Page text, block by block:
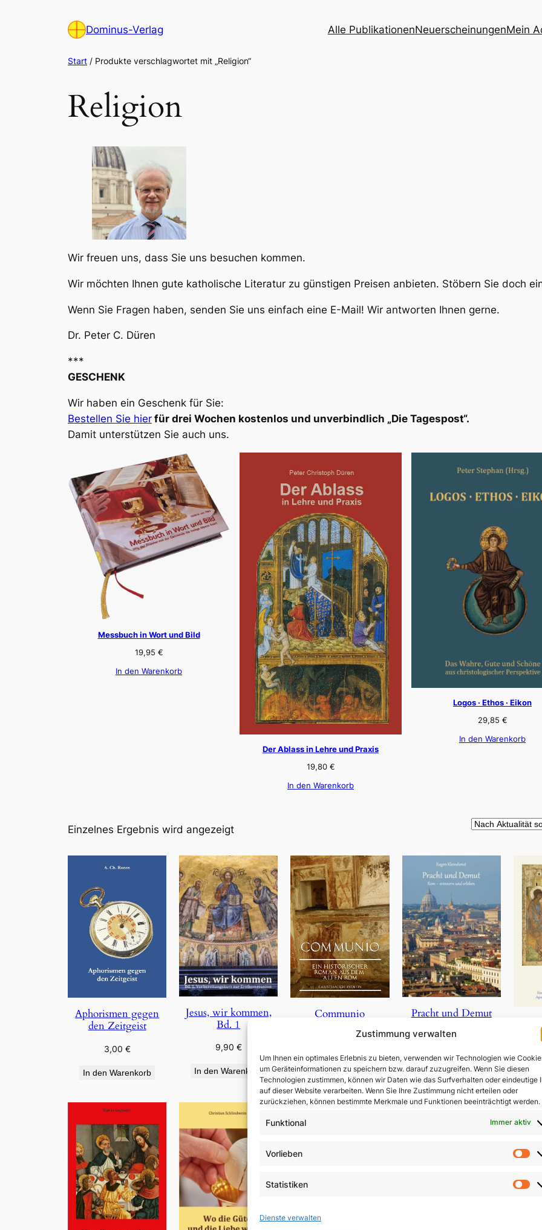
Zustimmung verwalten
Um Ihnen ein optimales Erlebnis zu bieten, verwenden wir Technologien wie
um Geräteinformationen zu speichern bzw. darauf zuzugreifen. Wenn Sie diesen
Technologien zustimmen, können wir Daten wie das Surfverhalten oder eindeutige
auf dieser Website verarbeiten. Wenn Sie Ihre Zustimmung nicht erteilen oder
zurückziehen, können bestimmte Merkmale und Funktionen beeinträchtigt werden.
Funktional Immer aktiv
Vorlieben
Statistiken
Dienste verwalten
Dominus-Verlag Alle PublikationenNeuerscheinungenMein
Start / Produkte verschlagwortet mit „Religion“
Religion
Wir freuen uns, dass Sie uns besuchen kommen.
Wir möchten Ihnen gute katholische Literatur zu günstigen Preisen anbieten. Stöbern Sie doch
Wenn Sie Fragen haben, senden Sie uns einfach eine E-Mail! Wir antworten Ihnen gerne.
Dr. Peter C. Düren
***
GESCHENK
Wir haben ein Geschenk für Sie:
Bestellen Sie hier für drei Wochen kostenlos und unverbindlich „Die Tagespost“.
Damit unterstützen Sie auch uns.
Messbuch in Wort und Bild
19,95 €
In den Warenkorb
Der Ablass in Lehre und Praxis
19,80 €
In den Warenkorb
Logos · Ethos · Eikon
29,85 €
In den Warenkorb
Einzelnes Ergebnis wird angezeigt
Aphorismen gegen
den Zeitgeist
3,00 €
In den Warenkorb
Jesus, wir kommen,
Bd. 1
9,90 €
In den Warenkorb
Communio
In den Warenkorb
Pracht und Demut
5,90
In den Warenkorb
In